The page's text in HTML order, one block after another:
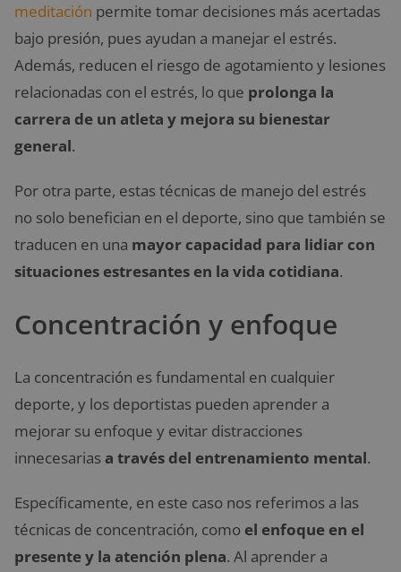
meditación permite tomar decisiones más acertadas
bajo presión, pues ayudan a manejar el estrés.
Además, reducen el riesgo de agotamiento y lesiones
relacionadas con el estrés, lo que prolonga la
carrera de un atleta y mejora su bienestar
general.
Por otra parte, estas técnicas de manejo del estrés
no solo benefician en el deporte, sino que también se
traducen en una mayor capacidad para lidiar con
situaciones estresantes en la vida cotidiana.
Concentración y enfoque
La concentración es fundamental en cualquier
deporte, y los deportistas pueden aprender a
mejorar su enfoque y evitar distracciones
innecesarias a través del entrenamiento mental.
Específicamente, en este caso nos referimos a las
técnicas de concentración, como el enfoque en el
presente y la atención plena. Al aprender a